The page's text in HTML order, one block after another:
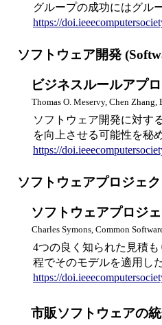
グループの成功にはグル
https://
ソフトウェア開発
ビジネスルールアプ
Thomas O. Meservy, Chen
ソフトウェア開発に対す
を向上させる可能性を秘
https://
ソフトウェアプロジェ
ソフトウェアプロジ
Charles Symons, Common
4つの良く知られた見積
程でそのモデルを適用し
https://
市販ソフトウェアの